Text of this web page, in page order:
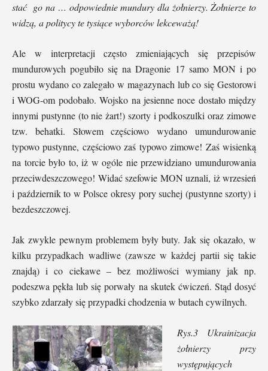
stać go na … odpowiednie mundury dla żołnierzy. Żołnierze to
widzą, a politycy te tysiące wyborców lekceważą!
Ale w interpretacji często zmieniających się przepisów
mundurowych pogubiło się na Dragonie 17 samo MON i po
prostu wydano co zalegało w magazynach lub co się Gestorowi
i WOG-om podobało. Wojsko na jesienne noce dostało między
innymi pustynne (to nie żart!) szorty i podkoszulki oraz zimowe
tzw. behatki. Słowem częściowo wydano umundurowanie
typowo pustynne, częściowo zaś typowo zimowe! Zaś wisienką
na torcie było to, iż w ogóle nie przewidziano umundurowania
przeciwdeszczowego! Widać szefowie MON uznali, iż wrzesień
i październik to w Polsce okresy pory suchej (pustynne szorty) i
bezdeszczowej.
Jak zwykle pewnym problemem były buty. Jak się okazało, w
kilku przypadkach wadliwe (zawsze w każdej partii się takie
znajdą) i co ciekawe – bez możliwości wymiany jak np.
podeszwa pękła lub się porwały na skutek ćwiczeń. Stąd dosyć
szybko zdarzały się przypadki chodzenia w butach cywilnych.
Rys.3 Ukrainizacja
żołnierzy przy
występujących